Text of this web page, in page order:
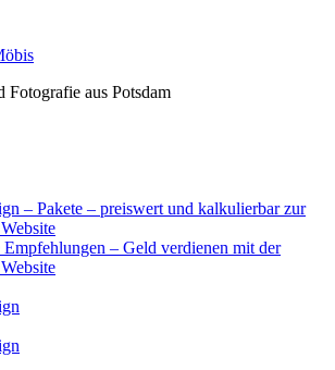
Fotografie aus Potsdam
– Pakete – preiswert und kalkulierbar zur
– Geld verdienen mit der